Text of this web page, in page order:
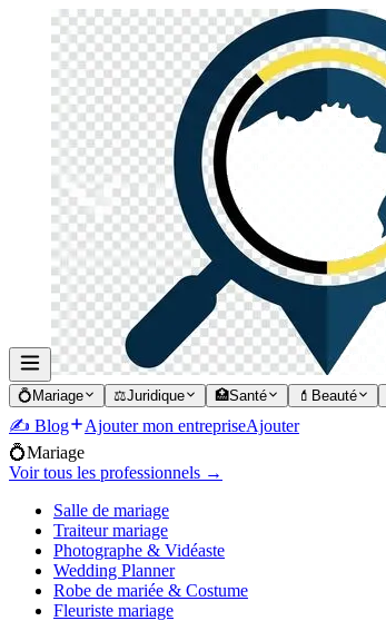
💍 Mariage ⚖️Juridique 🏥Santé 💄 Beauté
✍️ Blog Ajouter mon entrepriseAjouter
💍Mariage
Voir tous les professionnels →
Salle de mariage
Traiteur mariage
Photographe & Vidéaste
Wedding Planner
Robe de mariée & Costume
Fleuriste mariage